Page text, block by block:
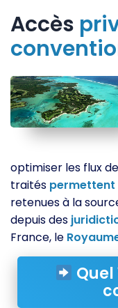
Accès
optimiser les flux
traités permettent
retenues à la
depuis des
France, le